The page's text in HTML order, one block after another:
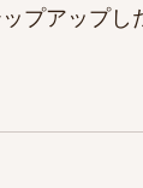
プアップし